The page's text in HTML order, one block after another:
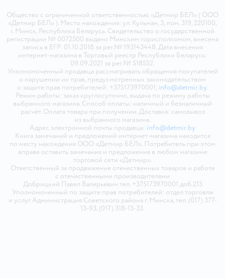
Общество с ограниченной ответственностью «Детмир БЕЛ» ( ООО
«Детмир БЕЛ» ). Место нахождения: ул. Кульман, 3, пом. 319, 220100,
г. Минск, Республика Беларусь. Свидетельство о государственной
регистрации № 0072500 выдано Минским горисполкомом, внесена
запись в ЕГР 01.10.2018 за рег.№ 193143448. Дата внесения
интернет-магазина в Торговый реестр Республики Беларусь:
09.09.2021 за рег.№ 518552.
Уполномоченный продавца рассматривать обращения покупателей
о нарушении их прав, предусмотренных законодательством
о защите прав потребителей: +375173970001, info@detmir.by.
Режим работы: заказ круглосуточно, выдача по режиму работы
выбранного магазина. Способ оплаты: наличный и безналичный
расчёт. Оплата товара при получении. Доставка: самовывоз
из выбранного магазина.
Адрес электронной почты продавца: info@detmir.by
Книга замечаний и предложений интернет-магазина находится
по месту нахождения ООО «Детмир БЕЛ». Потребитель при этом
вправе оставить замечания и предложения в любом магазине
торговой сети «Детмир».
Ответственный за продвижение отечественных товаров и работе
с отечественными производителями
Добрицкий Павел Валерьевич тел. +375173970001 доб.213
Уполномоченный по защите прав потребителей: отдел торговли
и услуг Администрация Советского района г. Минска, тел. (017) 377-
13-93, (017) 318-13-33.